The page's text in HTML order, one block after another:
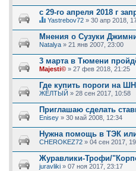
с 29-го апреля 2018 г
н
н
а
я
т
м
а
с
о
д
е
р
ж
и
о
п
р
Yastrebov72 » 30 апр 2018,
Мнения о Сузуки
Natalya » 21 янв 2007, 23:00
3 марта в Тюмени
Majesti© » 27 фев 2018, 21:25
Где купить пороги на
ЖЁЛТЫЙ » 28 сен 2017, 10:58
Приглашаю сделать
Enisey » 30 май 2008, 12:34
Нужна помощь в ТЭК или
CHEROKEZ72 » 04 сен 2017,
Журавлики-Трофи/
juravliki » 07 ноя 2017, 23:17